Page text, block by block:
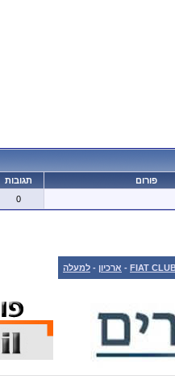
פורום תגובות
0
FIAT
- ארכיון - למעלה